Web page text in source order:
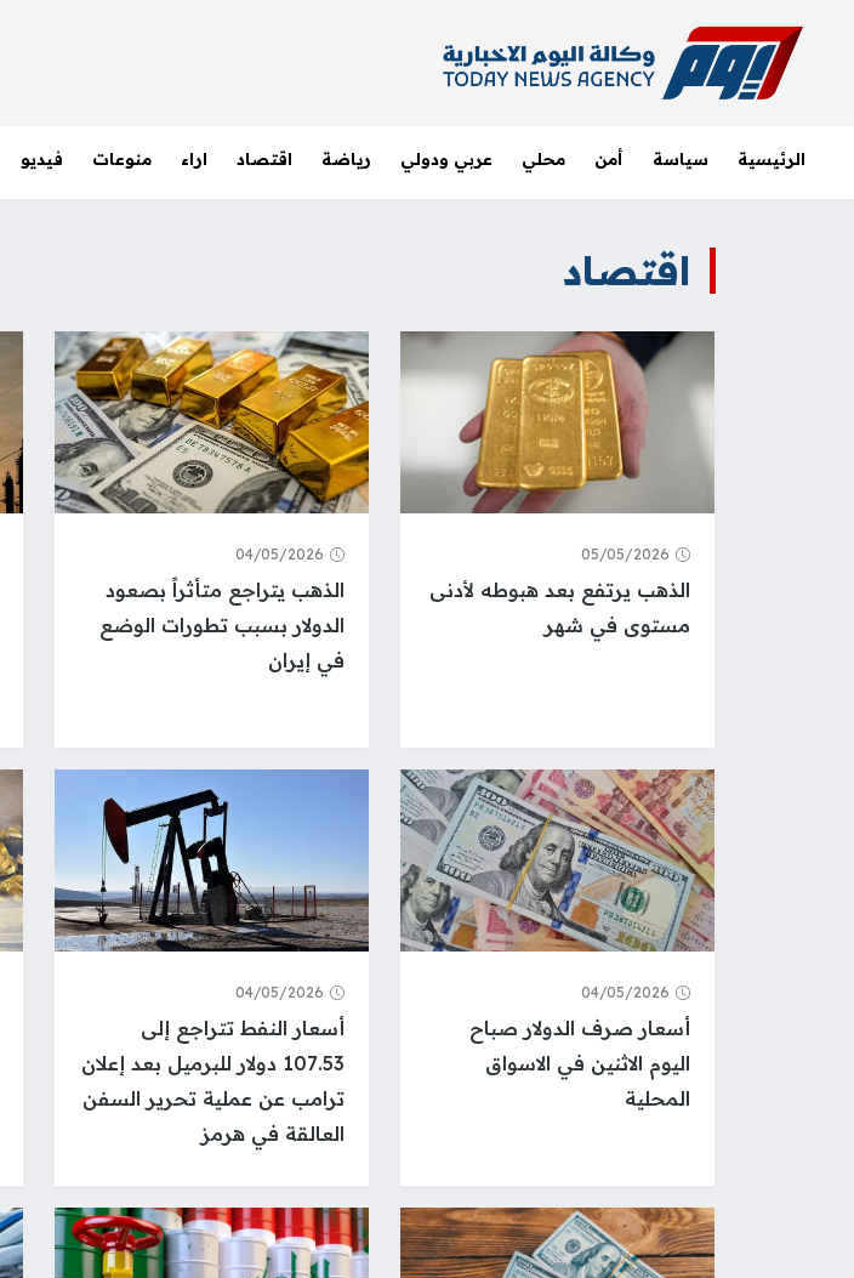
الرئيسية سياسة أمن محلي عربي ودولي رياضة اقتصاد اراء منوعات فيديو
اقتصاد
05/05/2026
الذهب يرتفع بعد هبوطه لأدنى
مستوى في شهر
04/05/2026
الذهب يتراجع متأثراً بصعود
الدولار بسبب تطورات الوضع
في إيران
04/05/2026
أسعار صرف الدولار صباح
اليوم الاثنين في الاسواق
المحلية
04/05/2026
أسعار النفط تتراجع إلى
107.53 دولار للبرميل بعد إعلان
ترامب عن عملية تحرير السفن
العالقة في هرمز